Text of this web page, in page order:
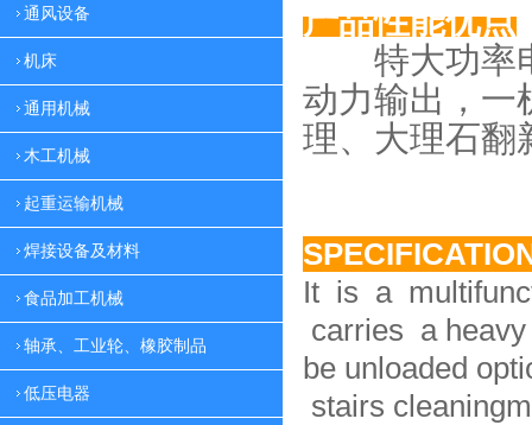
通风设备
机床
通用机械
木工机械
起重运输机械
焊接设备及材料
食品加工机械
轴承、工业轮、橡胶制品
低压电器
产品性能优点
特大功率电
动力输出，一
理、大理石翻
It is a
carries a
be unloaded
stairs